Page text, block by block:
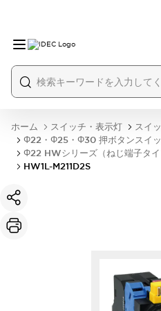
ホーム スイッチ・表示灯
スイ
Φ22・Φ25・Φ30 押ボタンスイ
Φ22 HWシリーズ（ねじ端子タイ
HW1L-M211D2S